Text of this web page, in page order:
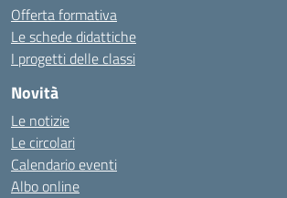
Offerta formativa
Le schede didattiche
I progetti delle classi
Novità
Le notizie
Le circolari
Calendario eventi
Albo online